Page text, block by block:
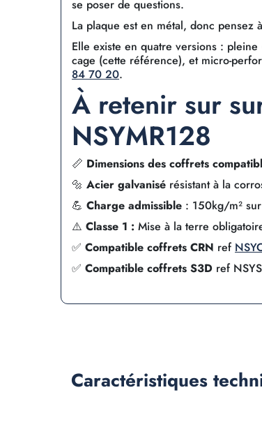
se poser de questions.
La plaque est en métal, donc
Elle existe en quatre versions :
cage (cette référence), et micro-
84 70 20.
À retenir sur
NSYMR128
📏 Dimensions des coffrets
🔩Acier galvanisé résistant à la
💪Charge admissible : 150kg/m²
⚠️Classe 1 : Mise à la terre
✅Compatible coffrets CRN ref
✅Compatible coffrets S3D ref
Caractéristiques